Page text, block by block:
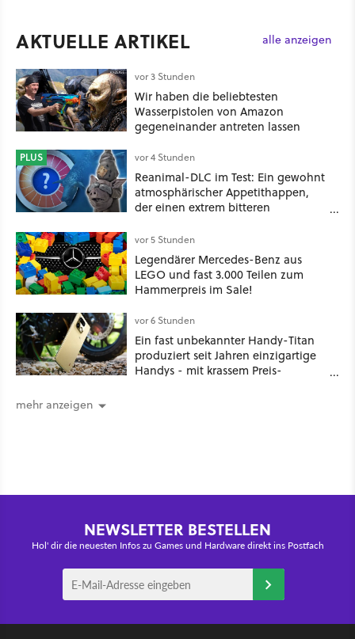
AKTUELLE ARTIKEL alle anzeigen
vor 3 Stunden
Wir haben die beliebtesten
Wasserpistolen von Amazon
gegeneinander antreten lassen
PLUS vor 4 Stunden
Reanimal-DLC im Test: Ein gewohnt
atmosphärischer Appetithappen,
der einen extrem bitteren
vor 5 Stunden
Legendärer Mercedes-Benz aus
LEGO und fast 3.000 Teilen zum
Hammerpreis im Sale!
vor 6 Stunden
Ein fast unbekannter Handy-Titan
produziert seit Jahren einzigartige
Handys - mit krassem Preis-
mehr anzeigen
NEWSLETTER BESTELLEN
Hol' dir die neuesten Infos zu Games und Hardware direkt ins Postfach